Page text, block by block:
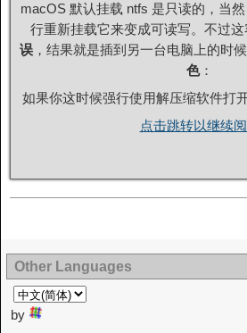
macOS 默认挂载 ntfs 是只读的，当
行重新挂载它来变成可读写。不过
误，结果就是插到另一台电脑上的时
色：
如果你这时候强行使用解压缩软件
点击跳转以继续
Other Languages
by